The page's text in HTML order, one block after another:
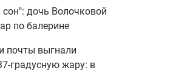
дочь Волочковой
по балерине
почты выгнали
градусную жару: в